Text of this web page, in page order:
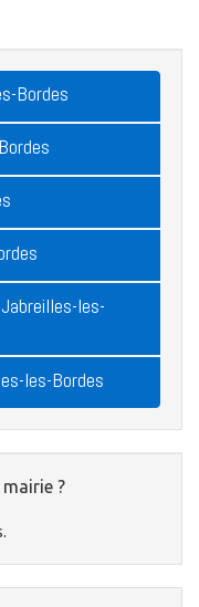
Bordes
les-
les-Bordes
?